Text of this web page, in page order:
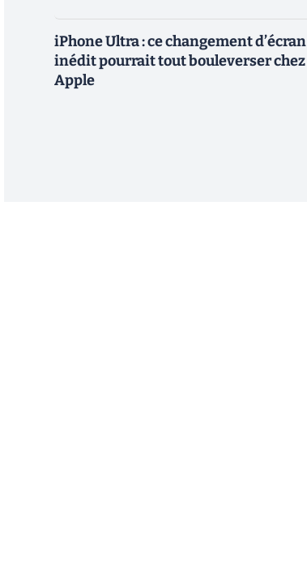
iPhone Ultra : ce changement d’écran
inédit pourrait tout bouleverser chez
Apple